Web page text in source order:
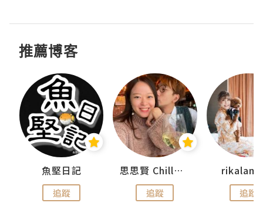
推薦博客
魚堅日記
追蹤
思思賢 ChillMyBabe
追蹤 追蹤